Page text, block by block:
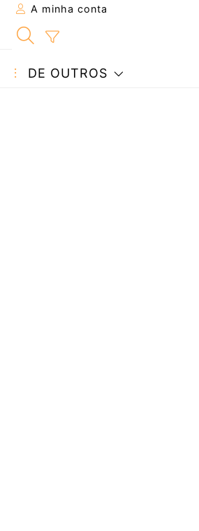
A minha conta
DE OUTROS